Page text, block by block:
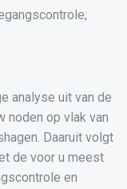
analyse uit van de
noden op vlak van
Daaruit volgt
de voor u meest
en